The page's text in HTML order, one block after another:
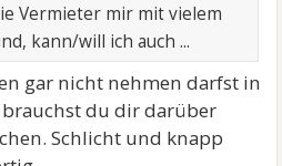
Vermieter mir mit vielem
kann/will ich auch ...
gar nicht nehmen darfst in
du dir darüber
Schlicht und knapp